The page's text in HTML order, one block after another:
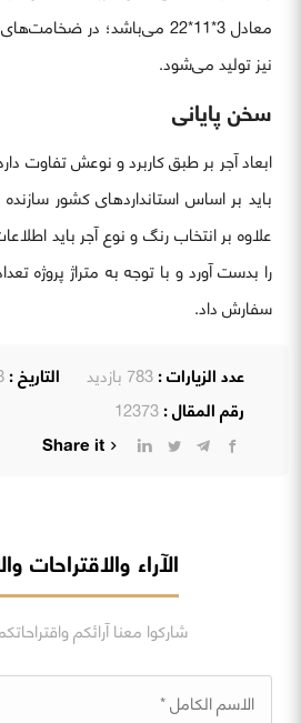
نیز تولید می‌شود.
سخن پایانی
ابعاد آجر بر طبق کاربرد و نوعش تفاوت
باید بر اساس استانداردهای کشور
علاوه بر انتخاب رنگ و نوع آجر باید
را بدست آورد و با توجه به متراژ پروژه
سفارش داد.
عدد الزيارات :783 بازدید التاريخ :
رقم المقال :12373
Share it
الآراء والاقتراحات
شاركوا معنا آرائكم